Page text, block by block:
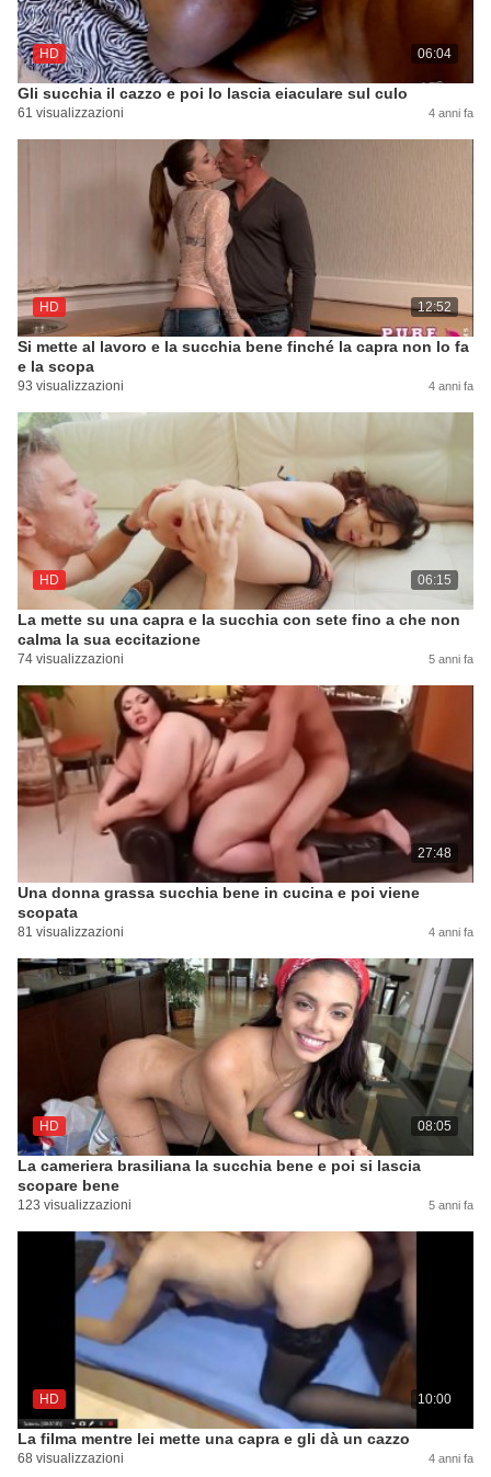
HD 06:04
Gli succhia il cazzo e poi lo lascia eiaculare sul culo
61 visualizzazioni 4 anni fa
HD 12:52
Si mette al lavoro e la succhia bene finché la capra non lo fa
e la scopa
93 visualizzazioni 4 anni fa
HD 06:15
La mette su una capra e la succhia con sete fino a che non
calma la sua eccitazione
74 visualizzazioni 5 anni fa
27:48
Una donna grassa succhia bene in cucina e poi viene
scopata
81 visualizzazioni 4 anni fa
HD 08:05
La cameriera brasiliana la succhia bene e poi si lascia
scopare bene
123 visualizzazioni 5 anni fa
HD 10:00
La filma mentre lei mette una capra e gli dà un cazzo
68 visualizzazioni 4 anni fa